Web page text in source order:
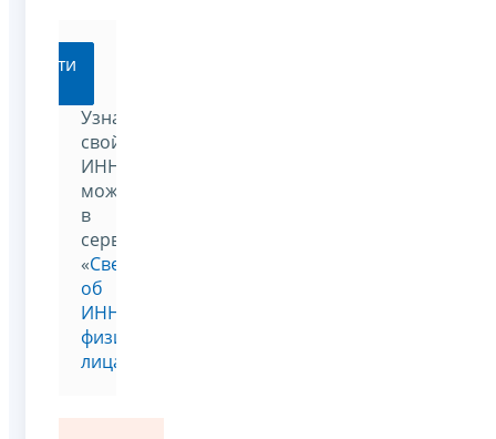
Перейти
Узнать
свой
ИНН
можно
в
сервисе
«Сведения
об
ИНН
физического
лица